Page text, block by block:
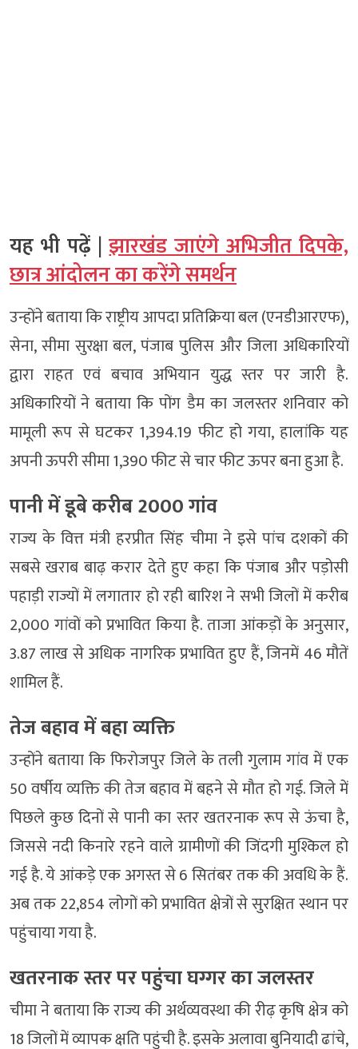
यह भी पढ़ें |झारखंड जाएंगे अभिजीत दिपके,
छात्र आंदोलन का करेंगे समर्थन
उन्होंने बताया कि राष्ट्रीय आपदा प्रतिक्रिया बल (एनडीआरएफ),
सेना, सीमा सुरक्षा बल, पंजाब पुलिस और जिला अधिकारियों
द्वारा राहत एवं बचाव अभियान युद्ध स्तर पर जारी है.
अधिकारियों ने बताया कि पोंग डैम का जलस्तर शनिवार को
मामूली रूप से घटकर 1,394.19 फीट हो गया, हालांकि यह
अपनी ऊपरी सीमा 1,390 फीट से चार फीट ऊपर बना हुआ है.
पानी में डूबे करीब 2000 गांव
राज्य के वित्त मंत्री हरप्रीत सिंह चीमा ने इसे पांच दशकों की
सबसे खराब बाढ़ करार देते हुए कहा कि पंजाब और पड़ोसी
पहाड़ी राज्यों में लगातार हो रही बारिश ने सभी जिलों में करीब
2,000 गांवों को प्रभावित किया है. ताजा आंकड़ों के अनुसार,
3.87 लाख से अधिक नागरिक प्रभावित हुए हैं, जिनमें 46 मौतें
शामिल हैं.
तेज बहाव में बहा व्यक्ति
उन्होंने बताया कि फिरोजपुर जिले के तली गुलाम गांव में एक
50 वर्षीय व्यक्ति की तेज बहाव में बहने से मौत हो गई. जिले में
पिछले कुछ दिनों से पानी का स्तर खतरनाक रूप से ऊंचा है,
जिससे नदी किनारे रहने वाले ग्रामीणों की जिंदगी मुश्किल हो
गई है. ये आंकड़े एक अगस्त से 6 सितंबर तक की अवधि के हैं.
अब तक 22,854 लोगों को प्रभावित क्षेत्रों से सुरक्षित स्थान पर
पहुंचाया गया है.
खतरनाक स्तर पर पहुंचा घग्गर का जलस्तर
चीमा ने बताया कि राज्य की अर्थव्यवस्था की रीढ़ कृषि क्षेत्र को
18 जिलों में व्यापक क्षति पहुंची है. इसके अलावा बुनियादी ढांचे,